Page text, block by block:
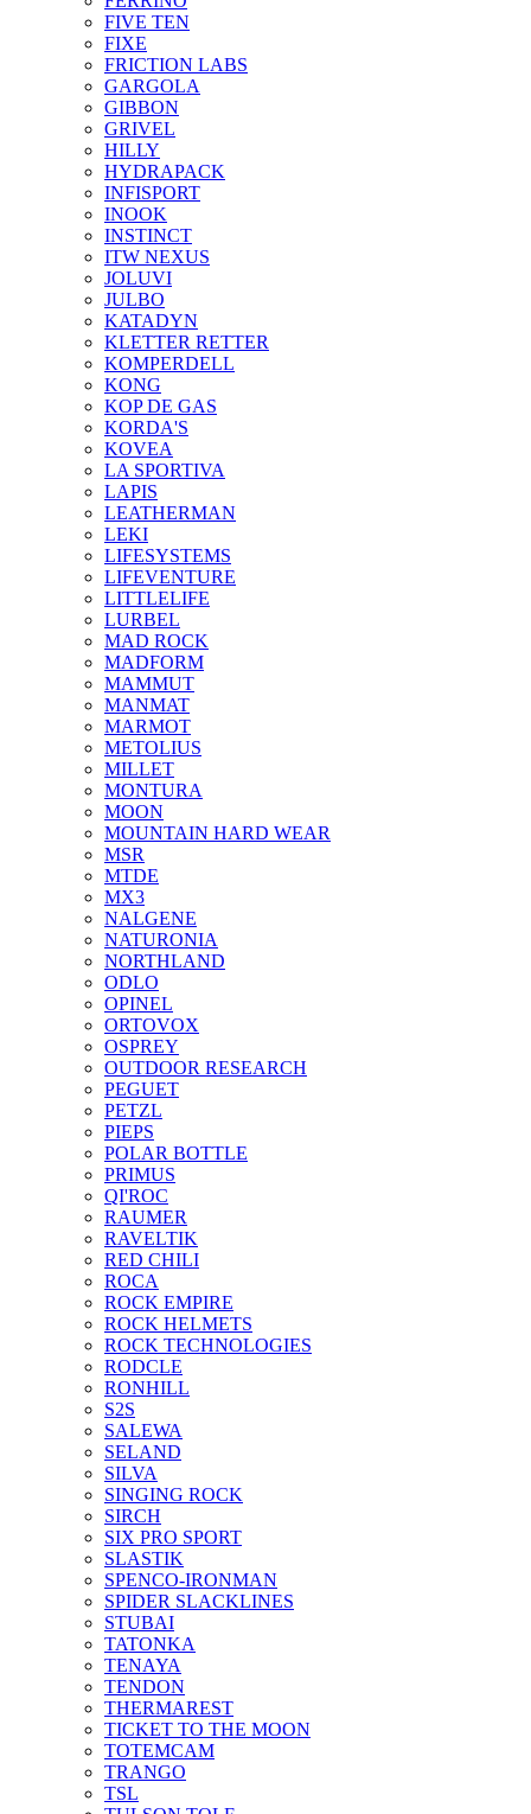
FIVE TEN
FIXE
FRICTION LABS
GARGOLA
GIBBON
GRIVEL
HILLY
HYDRAPACK
INFISPORT
INOOK
INSTINCT
ITW NEXUS
JOLUVI
JULBO
KATADYN
KLETTER RETTER
KOMPERDELL
KONG
KOP DE GAS
KORDA'S
KOVEA
LA SPORTIVA
LAPIS
LEATHERMAN
LEKI
LIFESYSTEMS
LIFEVENTURE
LITTLELIFE
LURBEL
MAD ROCK
MADFORM
MAMMUT
MANMAT
MARMOT
METOLIUS
MILLET
MONTURA
MOON
MOUNTAIN HARD WEAR
MSR
MTDE
MX3
NALGENE
NATURONIA
NORTHLAND
ODLO
OPINEL
ORTOVOX
OSPREY
OUTDOOR RESEARCH
PEGUET
PETZL
PIEPS
POLAR BOTTLE
PRIMUS
QI'ROC
RAUMER
RAVELTIK
RED CHILI
ROCA
ROCK EMPIRE
ROCK HELMETS
ROCK TECHNOLOGIES
RODCLE
RONHILL
S2S
SALEWA
SELAND
SILVA
SINGING ROCK
SIRCH
SIX PRO SPORT
SLASTIK
SPENCO-IRONMAN
SPIDER SLACKLINES
STUBAI
TATONKA
TENAYA
TENDON
THERMAREST
TICKET TO THE MOON
TOTEMCAM
TRANGO
TSL